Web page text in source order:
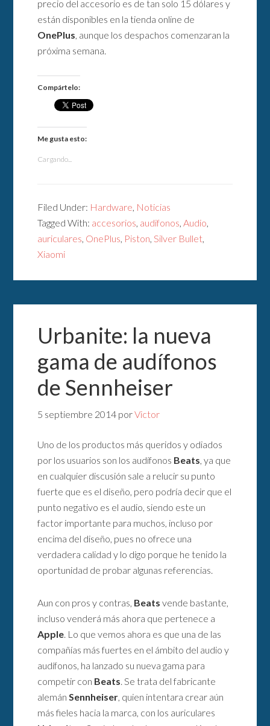
precio del accesorio es de tan solo 15 dólares y
están disponibles en la tienda online de
OnePlus , aunque los despachos comenzaran la
próxima semana.
Compártelo:
Me gusta esto:
Cargando...
Filed Under: Hardware Noticias
Tagged With: accesorios audifonos Audio
auriculares OnePlus Piston Silver Bullet
Xiaomi
Urbanite: la nueva
gama de audífonos
de Sennheiser
5 septiembre 2014 porVictor
Uno de los productos más queridos y odiados
por los usuarios son los audífonos Beats , ya que
en cualquier discusión sale a relucir su punto
fuerte que es el diseño, pero podría decir que el
punto negativo es el audio, siendo este un
factor importante para muchos, incluso por
encima del diseño, pues no ofrece una
verdadera calidad y lo digo porque he tenido la
oportunidad de probar algunas referencias.
Aun con pros y contras, Beats vende bastante,
incluso venderá más ahora que pertenece a
Apple . Lo que vemos ahora es que una de las
compañías más fuertes en el ámbito del audio y
audífonos, ha lanzado su nueva gama para
competir con Beats . Se trata del fabricante
alemán Sennheiser , quien intentara crear aún
más fieles hacia la marca, con los auriculares